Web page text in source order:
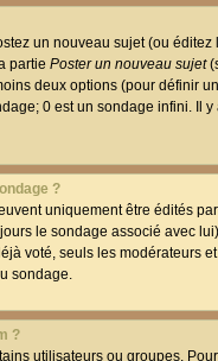
un nouveau sujet (ou
partie Poster un nouveau sujet
deux options (pour définir
0 est un sondage infini. Il
?
uniquement être édités
le sondage associé avec
voté, seuls les modérateurs
sondage.
?
utilisateurs ou groupes.